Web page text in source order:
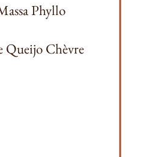
Phyllo
Queijo Chèvre